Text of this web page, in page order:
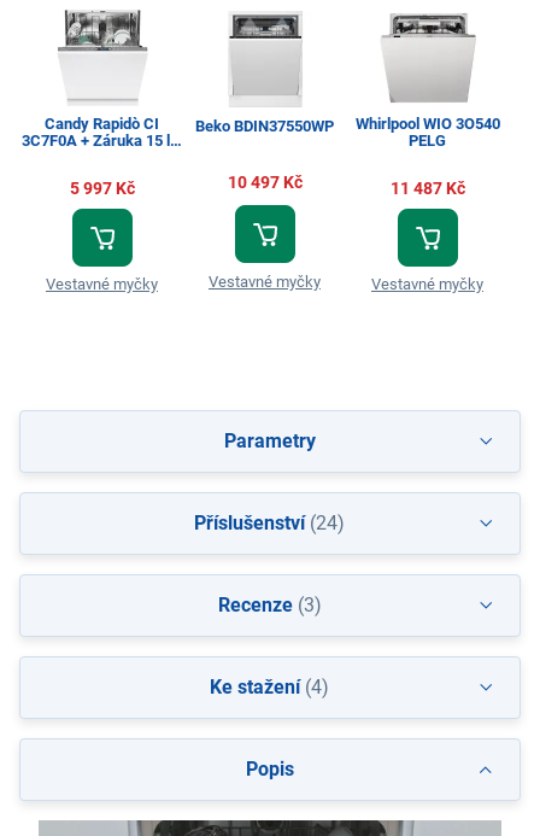
Candy Rapidò CI
3C7F0A + Záruka 15 let
5 997 Kč
Vestavné myčky
Beko BDIN37550WP
10 497 Kč
Vestavné myčky
Whirlpool WIO 3O540
PELG
11 487 Kč
Vestavné myčky
Popis
Parametry
Příslušenství(24)
Recenze(3)
Ke stažení(4)